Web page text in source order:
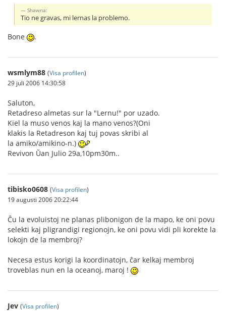
Shawna:
Tio ne gravas, mi lernas la problemo.
Bone .
wsmlym88 (Visa profilen)
29 juli 2006 14:30:58
Saluton,
Retadreso almetas sur la "Lernu!" por uzado.
Kiel la muso venos kaj la mano venos?(Oni
klakis la Retadreson kaj tuj povas skribi al
la amiko/amikino-n.)
Revivon Ŭan Julio 29a,10pm30m..
tibisko0608 (Visa profilen)
19 augusti 2006 20:22:44
Ĉu la evoluistoj ne planas plibonigon de la mapo, ke oni povu
selekti kaj pligrandigi regionojn, ke oni povu vidi pli korekte la
lokojn de la membroj?
Necesa estus korigi la koordinatojn, ĉar kelkaj membroj
troveblas nun en la oceanoj, maroj !
Jev (Visa profilen)